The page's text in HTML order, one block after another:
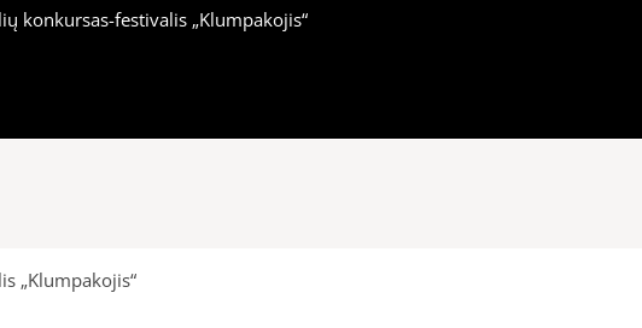
konkursas-festivalis „Klumpakojis“
„Klumpakojis“